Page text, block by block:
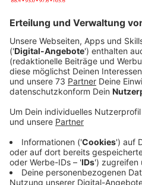
Das dritte Studioalbum von
Words & Bad Decisions" - ist
Single "Legendary"
Indie-Rock-Welt schnell mit
für überlebensgroße Alt-
Live-Performances bekannt
Ihr 2018er Album "No Place
Millionen Streams generiert
musikalische Reise. Einfach